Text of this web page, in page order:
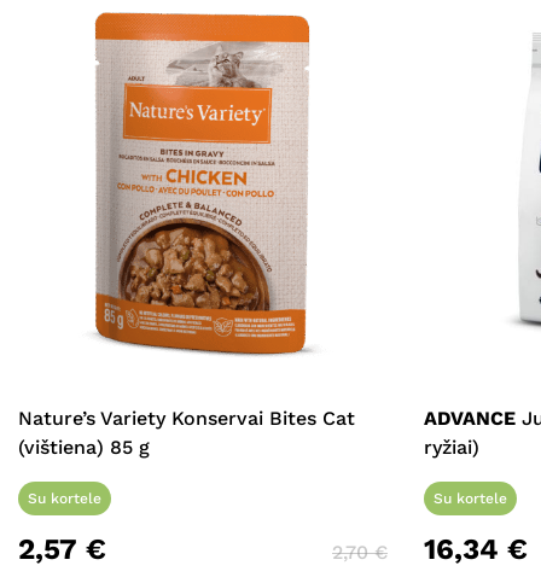
Nature’s Variety Konservai Bites Cat
(vištiena) 85 g
Su kortele
2,57 € 2,70€
ADVANCE
ryžiai)
Su kortele
16,34 €